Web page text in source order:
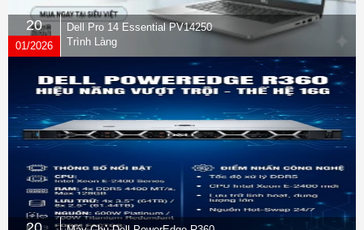
20
01/2026
Dell Pro 14 Essential PV14250
Trình Làng